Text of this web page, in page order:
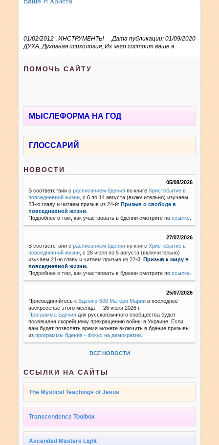
01/02/2012 Дата публикации: 01/09/2020
,ИНСТРУМЕНТЫ
ДУХА,Духовная психология,Из чего состоит ваше я
ПОМОЧЬ САЙТУ
МЫСЛЕФОРМА НА ГОД
ГЛОССАРИЙ
НОВОСТИ
05/08/2026
В соответствии срасписанием бдения по книгеХристобытие в
повседневной жизни , с 6 по 14 августа (включительно) изучаем
23-ю главу и читаем призыв из 24-й:Призыв о свободе в
повседневной жизни
Подробнее о том, как участвовать в бдении смотрите поссылке
27/07/2026
В соответствии с расписанием бдения по книгеХристобытие в
повседневной жизни с 28 июля по 5 августа (включительно)
изучаем 21-ю главу и читаем призыв из 22-й:Призыв к миру в
повседневной жизни.
Подробнее о том, как участвовать в бдении смотрите поссылке
25/07/2026
Присоединяйтесь к Бдению-500 Матери Марии в последнее
воскресенье этого месяца — 26 июля 2026 г.
Программа Бдения для русскоязычного сообщества будет
посвящена скорейшему прекращению войны в Украине. Если
вам будет позволять время можете включить в бдение призывы
изпрограммы бдения - Фокус на демократии
ВСЕ НОВОСТИ
ССЫЛКИ НА САЙТЫ
The Mystical Teachings of Jesus
Transcendence Toolbox
Ascended Masters Light